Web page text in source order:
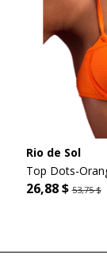
Rio de Sol
Top Dots-
26,88 $53,75 $